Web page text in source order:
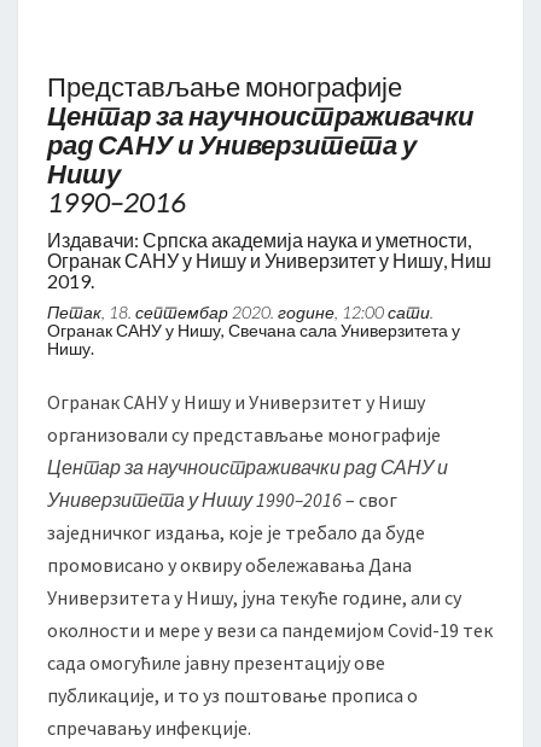
е
д
с
т
љ
а
е
м
н
г
р
а
ф
е
Ц
е
н
Представљање монографије
Центар за научноистраживачки
рад САНУ и Универзитета у
Нишу
1990–2016
Издавачи: Српска академија наука и уметности,
Огранак САНУ у Нишу и Универзитет у Нишу, Ниш
2019.
Петак, 18. септембар 2020. године, 12:00 сати.
Огранак САНУ у Нишу, Свечана сала Универзитета у
Нишу.
Огранак САНУ у Нишу и Универзитет у Нишу
организовaли су представљање монографије
Центар за научноистраживачки рад САНУ и
Универзитета у Нишу 1990–2016– свог
заједничког издања, које је требало да буде
промовисано у оквиру обележавања Дана
Универзитета у Нишу, јуна текуће године, али су
околности и мере у вези са пандемијом Covid-19 тек
сада омогућиле јавну презентацију ове
публикације, и то уз поштовaње прописа о
спречавању инфекције.